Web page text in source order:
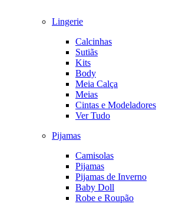
Lingerie
Calcinhas
Sutiãs
Kits
Body
Meia Calça
Meias
Cintas e Modeladores
Ver Tudo
Pijamas
Camisolas
Pijamas
Pijamas de Inverno
Baby Doll
Robe e Roupão